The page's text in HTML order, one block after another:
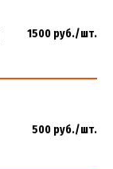
1500 руб./шт.
500 руб./шт.